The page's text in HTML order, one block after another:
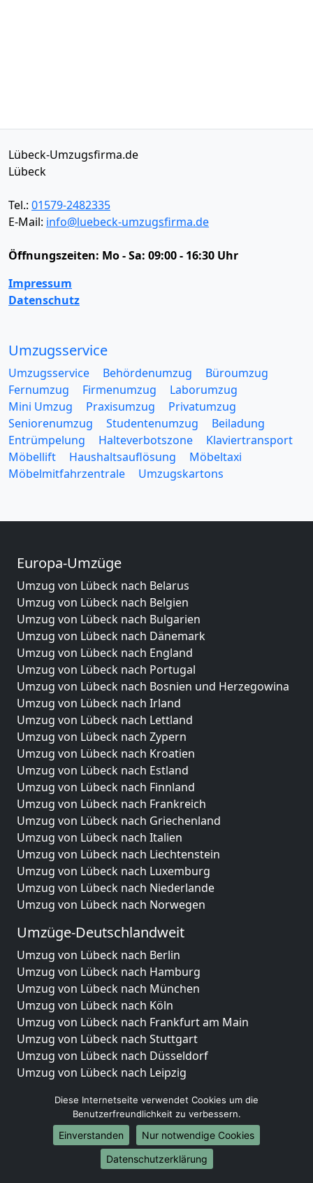
Lübeck-Umzugsfirma.de
Lübeck
Tel.: 01579-2482335
E-Mail: info@luebeck-umzugsfirma.de
Öffnungszeiten: Mo - Sa: 09:00 - 16:30 Uhr
Impressum
Datenschutz
Umzugsservice
Umzugsservice Behördenumzug
Büroumzug
Fernumzug
Firmenumzug
Laborumzug
Mini Umzug
Praxisumzug
Privatumzug
Seniorenumzug
Studentenumzug
Beiladung
Entrümpelung
Halteverbotszone
Klaviertransport
Möbellift
Haushaltsauflösung
Möbeltaxi
Möbelmitfahrzentrale
Umzugskartons
Europa-Umzüge
Umzug von Lübeck nach Belarus
Umzug von Lübeck nach Belgien
Umzug von Lübeck nach Bulgarien
Umzug von Lübeck nach Dänemark
Umzug von Lübeck nach England
Umzug von Lübeck nach Portugal
Umzug von Lübeck nach Bosnien und Herzegowina
Umzug von Lübeck nach Irland
Umzug von Lübeck nach Lettland
Umzug von Lübeck nach Zypern
Umzug von Lübeck nach Kroatien
Umzug von Lübeck nach Estland
Umzug von Lübeck nach Finnland
Umzug von Lübeck nach Frankreich
Umzug von Lübeck nach Griechenland
Umzug von Lübeck nach Italien
Umzug von Lübeck nach Liechtenstein
Umzug von Lübeck nach Luxemburg
Umzug von Lübeck nach Niederlande
Umzug von Lübeck nach Norwegen
Umzüge-Deutschlandweit
Umzug von Lübeck nach Berlin
Umzug von Lübeck nach Hamburg
Umzug von Lübeck nach München
Umzug von Lübeck nach Köln
Umzug von Lübeck nach Frankfurt am Main
Umzug von Lübeck nach Stuttgart
Umzug von Lübeck nach Düsseldorf
Umzug von Lübeck nach Leipzig
Umzug von Lübeck nach Essen
Umzug von Lübeck nach Bremen
Umzug von Lübeck nach Dresden
Umzug von Lübeck nach Hannover
Umzug von Lübeck nach Nürnberg
Diese Internetseite verwendet Cookies um die
Benutzerfreundlichkeit zu verbessern.
Einverstanden
Nur notwendige Cookies
Datenschutzerklärung